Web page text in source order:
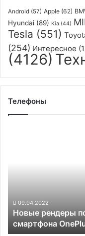
Android (57) Apple (62)
Hyundai (89) Kia (44)
Tesla (551)
(254) Интересное
(4126)
Телефоны
Nord
2T
09.04.2022
Новые рендеры
смартфона